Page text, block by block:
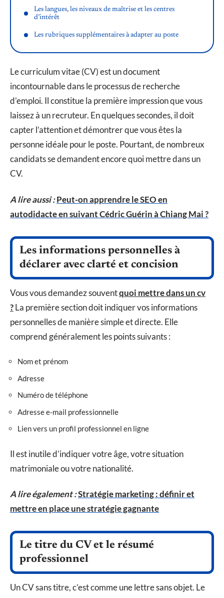
Les langues, les niveaux de maîtrise et les centres
d’intérêt
Les rubriques supplémentaires à adapter au poste
Le curriculum vitae (CV) est un document
incontournable dans le processus de recherche
d’emploi. Il constitue la première impression que vous
laissez à un recruteur. En quelques secondes, il doit
capter l’attention et démontrer que vous êtes la
personne idéale pour le poste. Pourtant, de nombreux
candidats se demandent encore quoi mettre dans un
CV.
A lire aussi :Peut-on apprendre le SEO en
autodidacte en suivant Cédric Guérin à Chiang Mai ?
Les informations personnelles à
déclarer avec clarté et concision
Vous vous demandez souventquoi mettre dans un cv
?La première section doit indiquer vos informations
personnelles de manière simple et directe. Elle
comprend généralement les points suivants :
Nom et prénom
Adresse
Numéro de téléphone
Adresse e-mail professionnelle
Lien vers un profil professionnel en ligne
Il est inutile d’indiquer votre âge, votre situation
matrimoniale ou votre nationalité.
A lire également :Stratégie marketing : définir et
mettre en place une stratégie gagnante
Le titre du CV et le résumé
professionnel
Un CV sans titre, c’est comme une lettre sans objet. Le